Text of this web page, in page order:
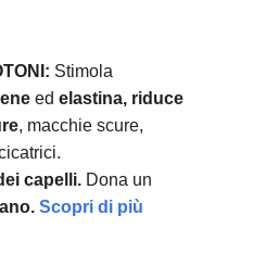
Stimola
ed elastina, riduce
, macchie scure,
capelli. Dona un
Scopri di più